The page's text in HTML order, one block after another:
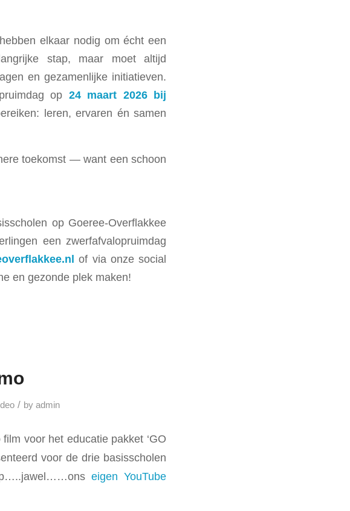
elkaar nodig om écht een
stap, maar moet altijd
en gezamenlijke initiatieven.
op 24 maart 2026 bij
leren, ervaren én samen
toekomst — want een schoon
op Goeree‑Overflakkee
een zwerfafvalopruimdag
of via onze social
en gezonde plek maken!
/ by admin
voor het educatie pakket ‘GO
voor de drie basisscholen
eigen YouTube